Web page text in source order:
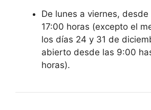
De lunes a viernes,
17:00 horas (excepto el
los días 24 y 31 de
abierto desde las 9:00
horas).